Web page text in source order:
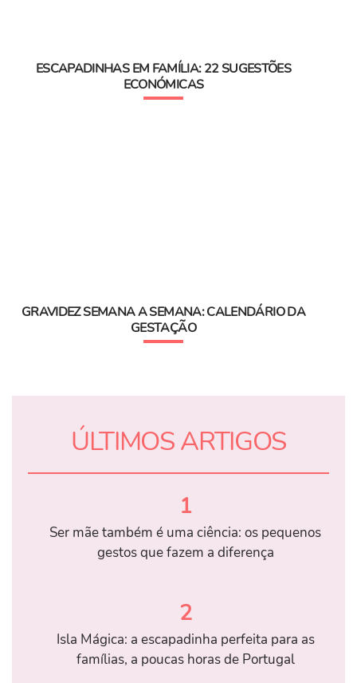
ESCAPADINHAS EM FAMÍLIA: 22 SUGESTÕES
ECONÓMICAS
GRAVIDEZ SEMANA A SEMANA: CALENDÁRIO DA
GESTAÇÃO
ÚLTIMOS ARTIGOS
1
Ser mãe também é uma ciência: os pequenos
gestos que fazem a diferença
2
Isla Mágica: a escapadinha perfeita para as
famílias, a poucas horas de Portugal